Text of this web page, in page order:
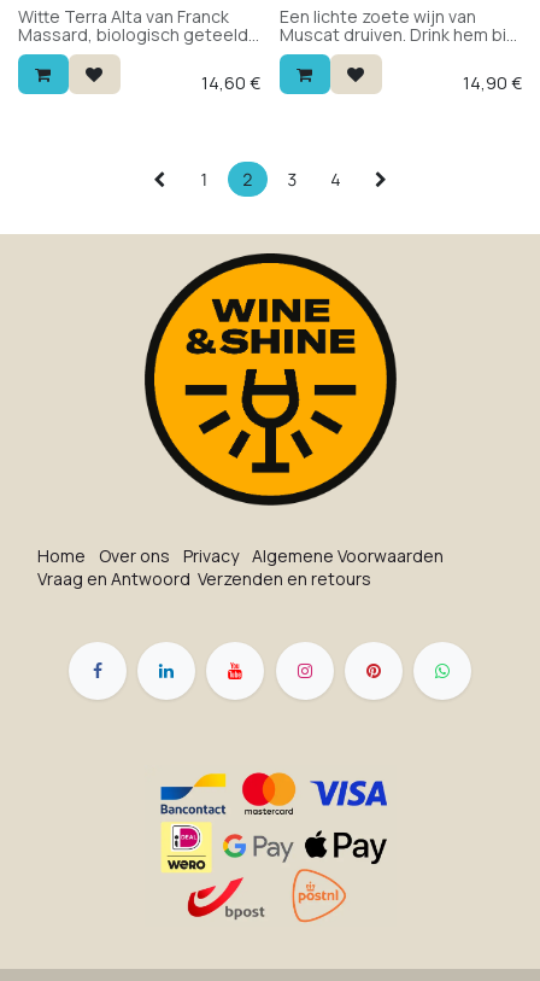
Witte Terra Alta van Franck
Massard, biologisch geteeld
in Catalonië. 100% grenache
blanc: fris en rond met wit
fruit, bloemen en een 14,60 €
Een lichte zoete wijn van
Muscat druiven. Drink hem bij
kaas en nagerechten zoals
fruit en sorbet of gewoon
zonder iets als een snoepje.
14,90 €
1 2 3 4
Ho​me O​ve​r on​s Privacy Algemene Voorwaarden
Vraag en Antwoord Verzenden en retours